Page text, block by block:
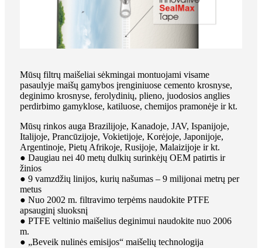
Mūsų filtrų maišeliai sėkmingai montuojami visame
pasaulyje maišų gamybos įrenginiuose cemento krosnyse,
deginimo krosnyse, ferolydinių, plieno, juodosios anglies
perdirbimo gamyklose, katiluose, chemijos pramonėje ir kt.
Mūsų rinkos auga Brazilijoje, Kanadoje, JAV, Ispanijoje,
Italijoje, Prancūzijoje, Vokietijoje, Korėjoje, Japonijoje,
Argentinoje, Pietų Afrikoje, Rusijoje, Malaizijoje ir kt.
● Daugiau nei 40 metų dulkių surinkėjų OEM patirtis ir
žinios
● 9 vamzdžių linijos, kurių našumas – 9 milijonai metrų per
metus
● Nuo 2002 m. filtravimo terpėms naudokite PTFE
apsauginį sluoksnį
● PTFE veltinio maišelius deginimui naudokite nuo 2006
m.
● „Beveik nulinės emisijos“ maišelių technologija